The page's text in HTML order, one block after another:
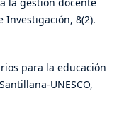
la gestión docente
Investigación, 8(2).
para la educación
UNESCO,